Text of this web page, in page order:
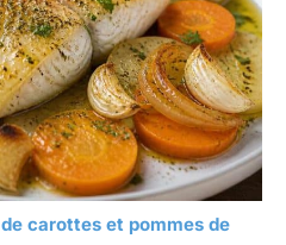
carottes et pommes de